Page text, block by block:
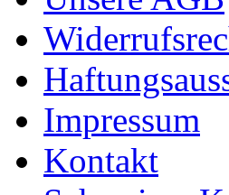
Impressum
Kontakt